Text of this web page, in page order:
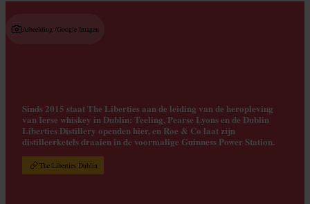
Afbeelding /Google Imagen
Sinds 2015 staat The Liberties aan de leiding van de heropleving
van Ierse whiskey in Dublin: Teeling, Pearse Lyons en de Dublin
Liberties Distillery openden hier, en Roe & Co laat zijn
distilleerketels draaien in de voormalige Guinness Power Station.
The Liberties Dublin